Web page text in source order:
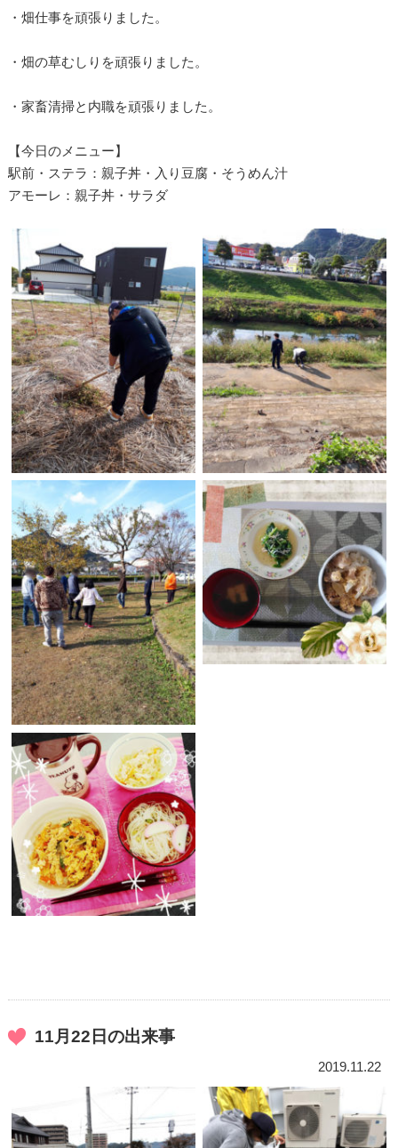
・畑仕事を頑張りました。
・畑の草むしりを頑張りました。
・家畜清掃と内職を頑張りました。
【今日のメニュー】
駅前・ステラ：親子丼・入り豆腐・そうめん汁
アモーレ：親子丼・サラダ
11月22日の出来事
2019.11.22